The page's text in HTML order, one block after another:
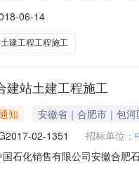
情况公示如下:排序第一中标候
元/%）3611658
06-14
土建工程工程施工
建站土建工程施工
知
安徽省｜合肥市｜包河
02-1351 招标单位：
国石化销售有限公司安徽合肥